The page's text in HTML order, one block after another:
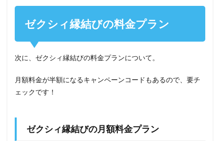
ゼクシィ縁結びの料金プラン
次に、ゼクシィ縁結びの料金プランについて。
月額料金が半額になるキャンペーンコードもあるので、要チ
ェックです！
ゼクシィ縁結びの月額料金プラン